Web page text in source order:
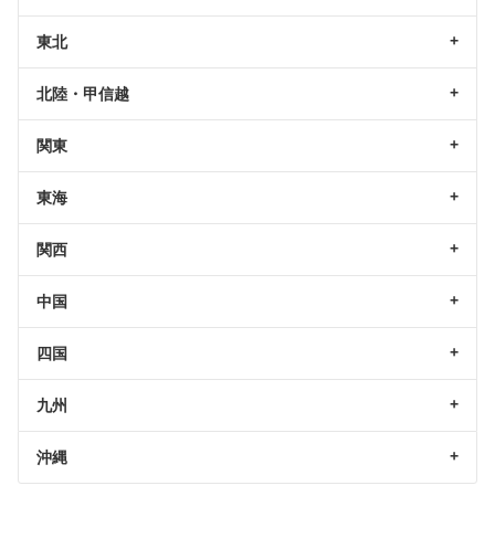
東北
北陸・甲信越
関東
東海
関西
中国
四国
九州
沖縄